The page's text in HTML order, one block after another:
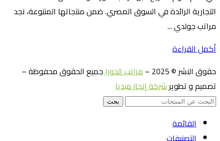
التجارية الرائدة في السوق المصري. ضمن منتجاتها المتنوعة، نجد
مراتب جولدي ...
أكمل القراءة
حقوق النشر © 2025 –
مراتب الدوراجميع الحقوق محفوظة –
تصميم و تطويرشركة إنجاز ميديا
بحث
القائمة
التصنيفات